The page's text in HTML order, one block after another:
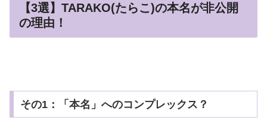
【3選】TARAKO(たらこ)の本名が非公開
の理由！
その1：「本名」へのコンプレックス？